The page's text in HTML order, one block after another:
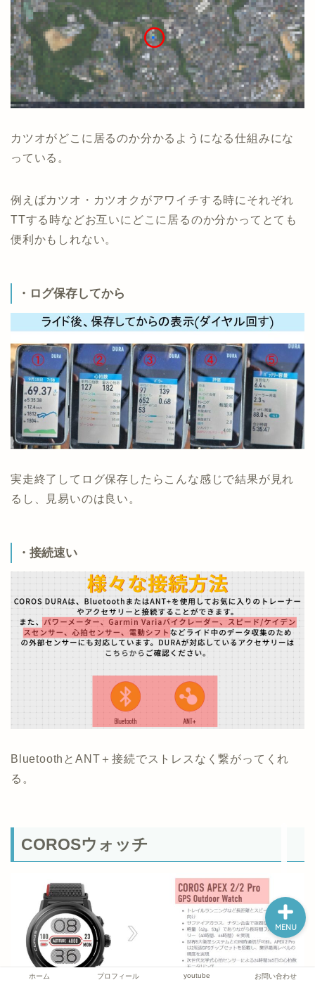
カツオがどこに居るのか分かるようになる仕組みにな
っている。
例えばカツオ・カツオクがアワイチする時にそれぞれ
TTする時などお互いにどこに居るのか分かってとても
便利かもしれない。
・ログ保存してから
実走終了してログ保存したらこんな感じで結果が見れ
るし、見易いのは良い。
・接続速い
BluetoothとANT＋接続でストレスなく繋がってくれ
る。
COROSウォッチ
ホーム プロフィール youtube お問い合わせ
MENU
ホーム
プロフィール